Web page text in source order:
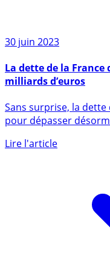
La dette de la France
Sans surprise, la dette
pour dépasser
3000 (...)